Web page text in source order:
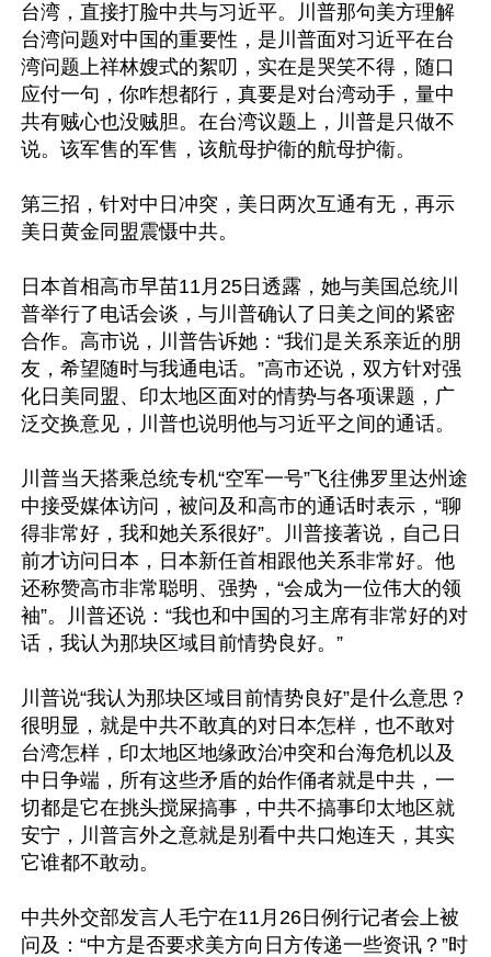
台湾，直接打脸中共与习近平。川普那句美方理解
台湾问题对中国的重要性，是川普面对习近平在台
湾问题上祥林嫂式的絮叨，实在是哭笑不得，随口
应付一句，你咋想都行，真要是对台湾动手，量中
共有贼心也没贼胆。在台湾议题上，川普是只做不
说。该军售的军售，该航母护衞的航母护衞。
第三招，针对中日冲突，美日两次互通有无，再示
美日黄金同盟震慑中共。
日本首相高市早苗11月25日透露，她与美国总统川
普举行了电话会谈，与川普确认了日美之间的紧密
合作。高市说，川普告诉她：“我们是关系亲近的朋
友，希望随时与我通电话。”高市还说，双方针对强
化日美同盟、印太地区面对的情势与各项课题，广
泛交换意见，川普也说明他与习近平之间的通话。
川普当天搭乘总统专机“空军一号”飞往佛罗里达州途
中接受媒体访问，被问及和高市的通话时表示，“聊
得非常好，我和她关系很好”。川普接著说，自己日
前才访问日本，日本新任首相跟他关系非常好。他
还称赞高市非常聪明、强势，“会成为一位伟大的领
袖”。川普还说：“我也和中国的习主席有非常好的对
话，我认为那块区域目前情势良好。”
川普说“我认为那块区域目前情势良好”是什么意思？
很明显，就是中共不敢真的对日本怎样，也不敢对
台湾怎样，印太地区地缘政治冲突和台海危机以及
中日争端，所有这些矛盾的始作俑者就是中共，一
切都是它在挑头搅屎搞事，中共不搞事印太地区就
安宁，川普言外之意就是别看中共口炮连天，其实
它谁都不敢动。
中共外交部发言人毛宁在11月26日例行记者会上被
问及：“中方是否要求美方向日方传递一些资讯？”时